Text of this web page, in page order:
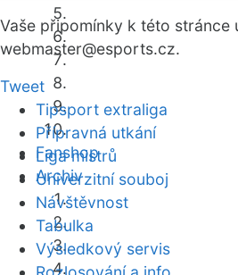
Fanshop
Archiv
Vaše připomínky k této stránce
webmaster@esports.cz.
Tweet
Tipsport extraliga
Přípravná utkání
Liga mistrů
Univerzitní souboj
Návštěvnost
Tabulka
Výsledkový servis